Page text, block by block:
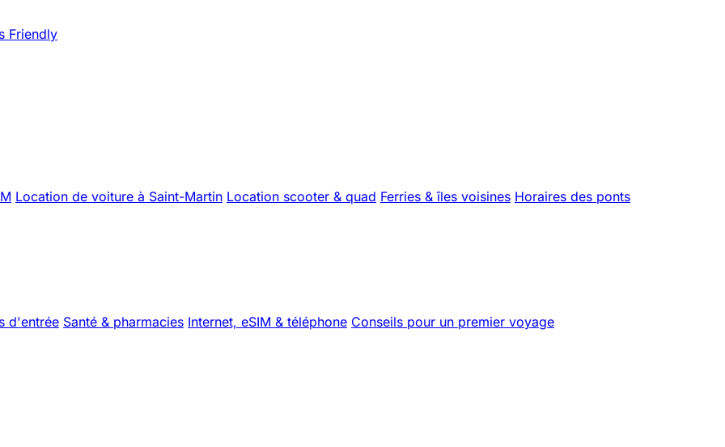
Friendly
Location de voiture à Saint-Martin Location scooter & quad Ferries & îles voisines Horaires des ponts
d'entrée Santé & pharmacies Internet, eSIM & téléphone Conseils pour un premier voyage